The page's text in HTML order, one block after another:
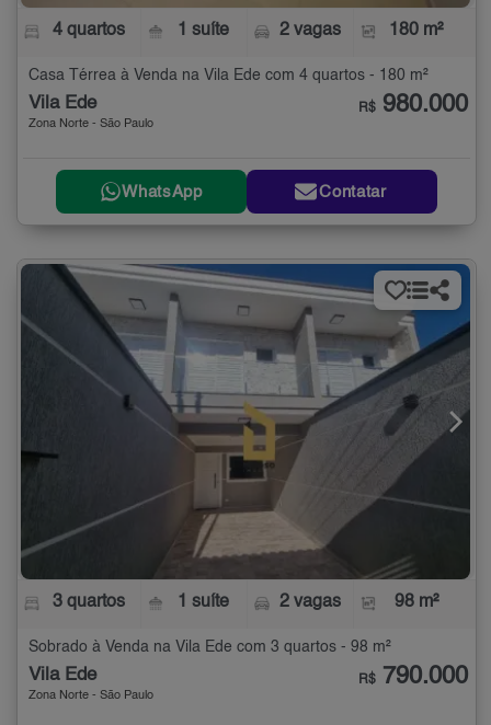
4 quartos 1 suíte 2 vagas 180 m²
Casa Térrea à Venda na Vila Ede com 4 quartos - 180 m²
Vila Ede
Zona Norte - São Paulo
R$ 980.000
WhatsApp Contatar
3 quartos 1 suíte 2 vagas 98 m²
Sobrado à Venda na Vila Ede com 3 quartos - 98 m²
Vila Ede
Zona Norte - São Paulo
R$ 790.000